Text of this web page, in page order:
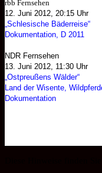
rbb Fernsehen
12. Juni 2012, 20:15 Uhr
„Schlesische Bäderreise“
Dokumentation, D 2011
NDR Fernsehen
13. Juni 2012, 11:30 Uhr
„Ostpreußens Wälder“
Land der Wisente,
Dokumentation